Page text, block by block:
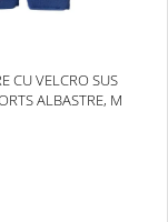
CU VELCRO SUS
ALBASTRE, M